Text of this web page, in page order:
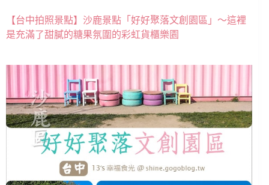
【台中拍照景點】沙鹿景點「好好聚落文創園區」～這裡
是充滿了甜膩的糖果氛圍的彩虹貨櫃樂園